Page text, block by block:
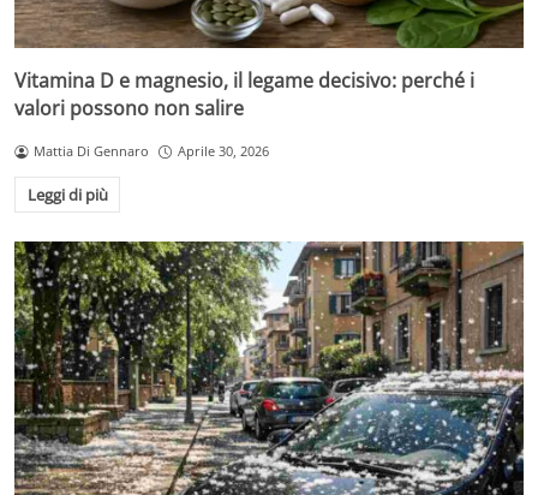
Vitamina D e magnesio, il legame decisivo: perché i
valori possono non salire
Mattia Di Gennaro Aprile 30, 2026
Leggi di più